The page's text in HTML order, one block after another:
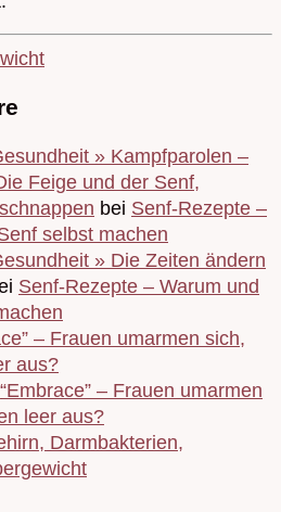
» Kampfparolen –
Feige und der Senf,
bei Senf-Rezepte –
selbst machen
» Die Zeiten ändern
Senf-Rezepte – Warum und
– Frauen umarmen sich,
aus?
“Embrace” – Frauen umarmen
leer aus?
Darmbakterien,